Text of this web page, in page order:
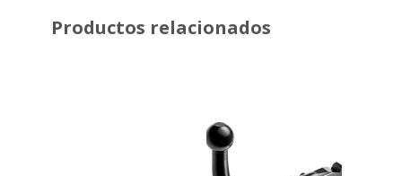
Productos relacionados